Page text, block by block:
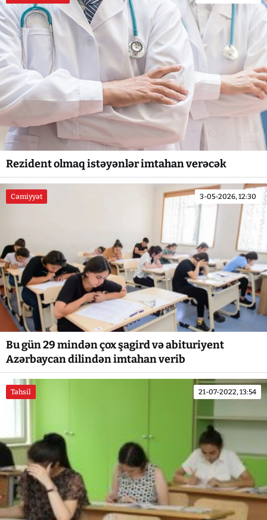
Rezident olmaq istəyənlər imtahan verəcək
Cəmiyyət 3-05-2026, 12:30
Bu gün 29 mindən çox şagird və abituriyent
Azərbaycan dilindən imtahan verib
Təhsil 21-07-2022, 13:54